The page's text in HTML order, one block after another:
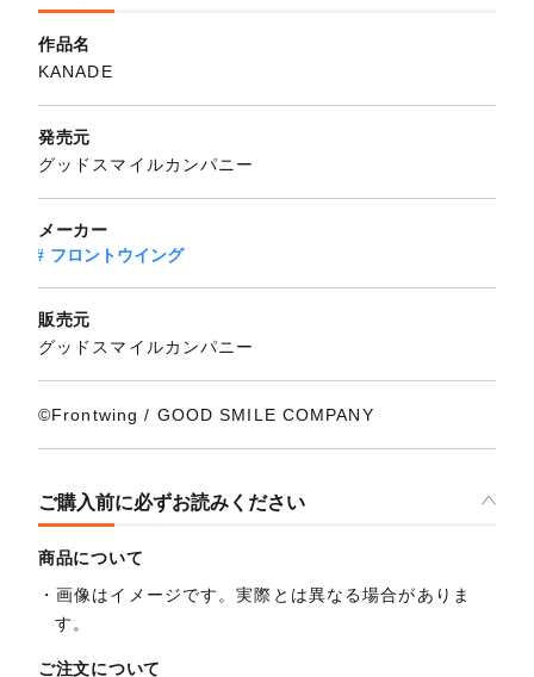
作品名
KANADE
発売元
グッドスマイルカンパニー
メーカー
フロントウイング
販売元
グッドスマイルカンパニー
©Frontwing / GOOD SMILE COMPANY
ご購入前に必ずお読みください
商品について
画像はイメージです。実際とは異なる場合がありま
す。
ご注文について